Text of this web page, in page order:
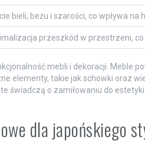
bieli, beżu i szarości, co wpływa na
przeszkód w przestrzeni, co
mebli i dekoracji. Meble
elementy, takie jak schowki oraz
świadczą o zamiłowaniu do
dla japońskiego